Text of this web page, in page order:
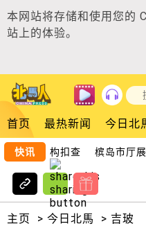
本网站将存储和使用您的
站上的体验。
首页 最热新闻 今日北
快讯
海事机构扣查 槟岛市厅展
主页 > 今日北馬 > 吉玻